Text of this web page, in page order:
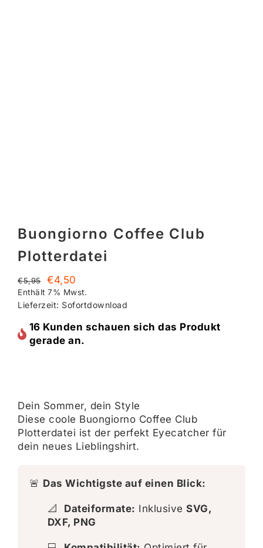
Buongiorno Coffee Club
Plotterdatei
€5,95
Ursprünglicher
Preis
war:
€4,50
Preis
ist:
Enthält 7% Mwst.
Lieferzeit: Sofortdownload
16 Kunden schauen sich das Produkt
gerade an.
Dein Sommer, dein Style
Diese coole Buongiorno Coffee Club
Plotterdatei ist der perfekt Eyecatcher für
dein neues Lieblingshirt.
🚨 Das Wichtigste auf einen Blick:
📐 Dateiformate: InklusiveSVG,
DXF, PNG